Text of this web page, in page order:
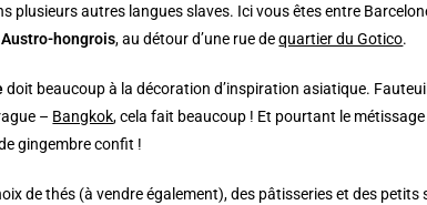
plusieurs autres langues slaves. Ici vous êtes entre
hongrois, au détour d’une rue dequartier du Gotico.
doit beaucoup à la décoration d’inspiration asiatique.
– Bangkok, cela fait beaucoup ! Et pourtant le
gingembre confit !
de thés (à vendre également), des pâtisseries et des petits